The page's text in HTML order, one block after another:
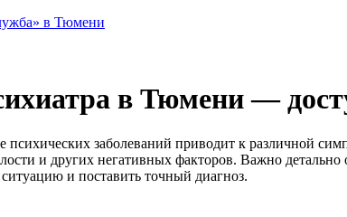
в Тюмени
в Тюмени —
психических заболеваний приводит к различной
и других негативных факторов. Важно
и поставить точный диагноз.